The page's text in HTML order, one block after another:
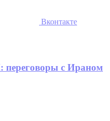
Вконтакте
с Ираном